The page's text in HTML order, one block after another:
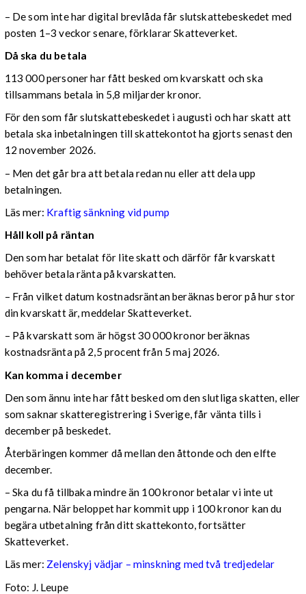
– De som inte har digital brevlåda får slutskattebeskedet med
posten 1–3 veckor senare, förklarar Skatteverket.
Då ska du betala
113 000 personer har fått besked om kvarskatt och ska
tillsammans betala in 5,8 miljarder kronor.
För den som får slutskattebeskedet i augusti och har skatt att
betala ska inbetalningen till skattekontot ha gjorts senast den
12 november 2026.
– Men det går bra att betala redan nu eller att dela upp
betalningen.
Läs mer: Kraftig sänkning vid pump
Håll koll på räntan
Den som har betalat för lite skatt och därför får kvarskatt
behöver betala ränta på kvarskatten.
– Från vilket datum kostnadsräntan beräknas beror på hur stor
din kvarskatt är, meddelar Skatteverket.
– På kvarskatt som är högst 30 000 kronor beräknas
kostnadsränta på 2,5 procent från 5 maj 2026.
Kan komma i december
Den som ännu inte har fått besked om den slutliga skatten, eller
som saknar skatteregistrering i Sverige, får vänta tills i
december på beskedet.
Återbäringen kommer då mellan den åttonde och den elfte
december.
– Ska du få tillbaka mindre än 100 kronor betalar vi inte ut
pengarna. När beloppet har kommit upp i 100 kronor kan du
begära utbetalning från ditt skattekonto, fortsätter
Skatteverket.
Läs mer: Zelenskyj vädjar – minskning med två tredjedelar
Foto: J. Leupe